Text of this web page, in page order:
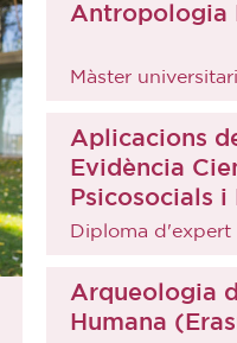
Antropologia
Màster universitari
Aplicacions
Evidència
Psicosocials i
Diploma d'expert
Arqueologia
Humana